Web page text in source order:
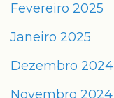
Fevereiro 2025
Janeiro 2025
Dezembro 2024
Novembro 2024